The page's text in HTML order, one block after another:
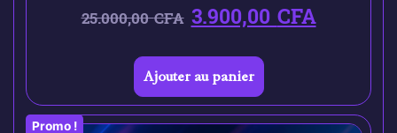
25.000,00CFA 3.900,00CFA
Ajouter au panier
Promo !